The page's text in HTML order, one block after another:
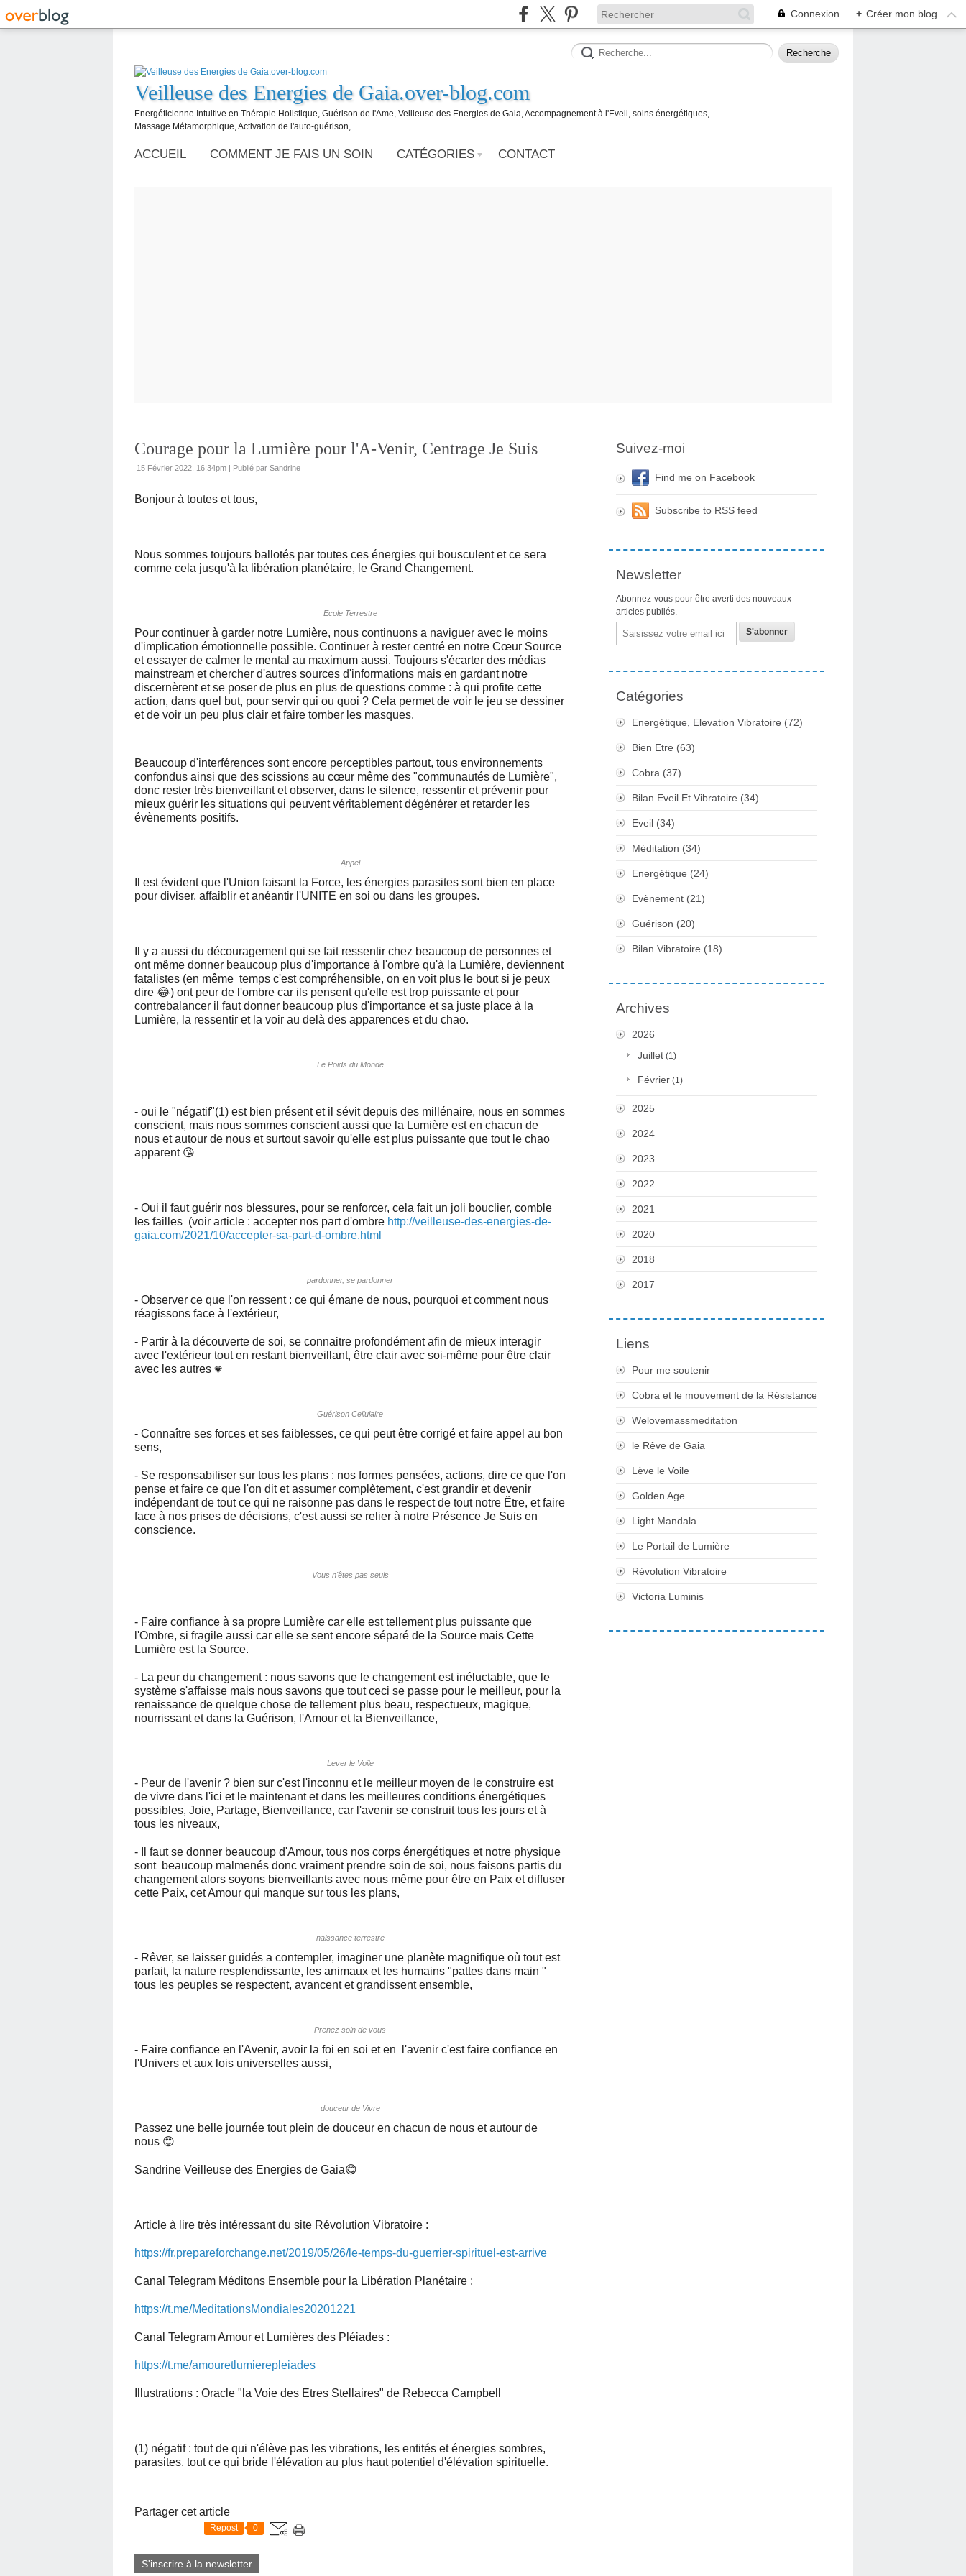
Connexion + Créer mon blog
Veilleuse des Energies de Gaia.over-blog.com
Energéticienne Intuitive en Thérapie Holistique, Guérison de l'Ame, Veilleuse des Energies de Gaia, Accompagnement à l'Eveil, soins énergétiques,
Massage Métamorphique, Activation de l'auto-guérison,
ACCUEIL COMMENT JE FAIS UN SOIN CATÉGORIES CONTACT
Courage pour la Lumière pour l'A-Venir, Centrage Je Suis
15 Février 2022, 16:34pm | Publié par Sandrine
Bonjour à toutes et tous,
Nous sommes toujours ballotés par toutes ces énergies qui bousculent et ce sera
comme cela jusqu'à la libération planétaire, le Grand Changement.
Ecole Terrestre
Pour continuer à garder notre Lumière, nous continuons a naviguer avec le moins
d'implication émotionnelle possible. Continuer à rester centré en notre Cœur Source
et essayer de calmer le mental au maximum aussi. Toujours s'écarter des médias
mainstream et chercher d'autres sources d'informations mais en gardant notre
discernèrent et se poser de plus en plus de questions comme : à qui profite cette
action, dans quel but, pour servir qui ou quoi ? Cela permet de voir le jeu se dessiner
et de voir un peu plus clair et faire tomber les masques.
Beaucoup d'interférences sont encore perceptibles partout, tous environnements
confondus ainsi que des scissions au cœur même des "communautés de Lumière",
donc rester très bienveillant et observer, dans le silence, ressentir et prévenir pour
mieux guérir les situations qui peuvent véritablement dégénérer et retarder les
évènements positifs.
Appel
Il est évident que l'Union faisant la Force, les énergies parasites sont bien en place
pour diviser, affaiblir et anéantir l'UNITE en soi ou dans les groupes.
Il y a aussi du découragement qui se fait ressentir chez beaucoup de personnes et
ont même donner beaucoup plus d'importance à l'ombre qu'à la Lumière, deviennent
fatalistes (en même temps c'est compréhensible, on en voit plus le bout si je peux
dire 😂) ont peur de l'ombre car ils pensent qu'elle est trop puissante et pour
contrebalancer il faut donner beaucoup plus d'importance et sa juste place à la
Lumière, la ressentir et la voir au delà des apparences et du chao.
Le Poids du Monde
- oui le "négatif"(1) est bien présent et il sévit depuis des millénaire, nous en sommes
conscient, mais nous sommes conscient aussi que la Lumière est en chacun de
nous et autour de nous et surtout savoir qu'elle est plus puissante que tout le chao
apparent 😘
- Oui il faut guérir nos blessures, pour se renforcer, cela fait un joli bouclier, comble
les failles (voir article : accepter nos part d'ombre http://veilleuse-des-energies-de-
gaia.com/2021/10/accepter-sa-part-d-ombre.html
pardonner, se pardonner
- Observer ce que l'on ressent : ce qui émane de nous, pourquoi et comment nous
réagissons face à l'extérieur,
- Partir à la découverte de soi, se connaitre profondément afin de mieux interagir
avec l'extérieur tout en restant bienveillant, être clair avec soi-même pour être clair
avec les autres 💗
Guérison Cellulaire
- Connaître ses forces et ses faiblesses, ce qui peut être corrigé et faire appel au bon
sens,
- Se responsabiliser sur tous les plans : nos formes pensées, actions, dire ce que l'on
pense et faire ce que l'on dit et assumer complètement, c'est grandir et devenir
indépendant de tout ce qui ne raisonne pas dans le respect de tout notre Être, et faire
face à nos prises de décisions, c'est aussi se relier à notre Présence Je Suis en
conscience.
Vous n'êtes pas seuls
- Faire confiance à sa propre Lumière car elle est tellement plus puissante que
l'Ombre, si fragile aussi car elle se sent encore séparé de la Source mais Cette
Lumière est la Source.
- La peur du changement : nous savons que le changement est inéluctable, que le
système s'affaisse mais nous savons que tout ceci se passe pour le meilleur, pour la
renaissance de quelque chose de tellement plus beau, respectueux, magique,
nourrissant et dans la Guérison, l'Amour et la Bienveillance,
Lever le Voile
- Peur de l'avenir ? bien sur c'est l'inconnu et le meilleur moyen de le construire est
de vivre dans l'ici et le maintenant et dans les meilleures conditions énergétiques
possibles, Joie, Partage, Bienveillance, car l'avenir se construit tous les jours et à
tous les niveaux,
- Il faut se donner beaucoup d'Amour, tous nos corps énergétiques et notre physique
sont beaucoup malmenés donc vraiment prendre soin de soi, nous faisons partis du
changement alors soyons bienveillants avec nous même pour être en Paix et diffuser
cette Paix, cet Amour qui manque sur tous les plans,
naissance terrestre
- Rêver, se laisser guidés a contempler, imaginer une planète magnifique où tout est
parfait, la nature resplendissante, les animaux et les humains "pattes dans main "
tous les peuples se respectent, avancent et grandissent ensemble,
Prenez soin de vous
- Faire confiance en l'Avenir, avoir la foi en soi et en l'avenir c'est faire confiance en
l'Univers et aux lois universelles aussi,
douceur de Vivre
Passez une belle journée tout plein de douceur en chacun de nous et autour de
nous 😍
Sandrine Veilleuse des Energies de Gaia😋
Article à lire très intéressant du site Révolution Vibratoire :
https://fr.prepareforchange.net/2019/05/26/le-temps-du-guerrier-spirituel-est-arrive
Canal Telegram Méditons Ensemble pour la Libération Planétaire :
https://t.me/MeditationsMondiales20201221
Canal Telegram Amour et Lumières des Pléiades :
https://t.me/amouretlumierepleiades
Illustrations : Oracle "la Voie des Etres Stellaires" de Rebecca Campbell
(1) négatif : tout de qui n'élève pas les vibrations, les entités et énergies sombres,
parasites, tout ce qui bride l'élévation au plus haut potentiel d'élévation spirituelle.
Partager cet article
Repost 0
S'inscrire à la newsletter
Suivez-moi
Find me on Facebook
Subscribe to RSS feed
Newsletter
Abonnez-vous pour être averti des nouveaux
articles publiés.
Email
Catégories
Energétique, Elevation Vibratoire (72)
Bien Etre (63)
Cobra (37)
Bilan Eveil Et Vibratoire (34)
Eveil (34)
Méditation (34)
Energétique (24)
Evènement (21)
Guérison (20)
Bilan Vibratoire (18)
Archives
2026
Juillet (1)
Février (1)
2025
2024
2023
2022
2021
2020
2018
2017
Liens
Pour me soutenir
Cobra et le mouvement de la Résistance
Welovemassmeditation
le Rêve de Gaia
Lève le Voile
Golden Age
Light Mandala
Le Portail de Lumière
Révolution Vibratoire
Victoria Luminis